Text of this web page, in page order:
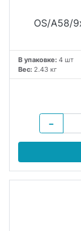
OS/A58/
В упаковке: 4 шт
Вес: 2.43 кг
−